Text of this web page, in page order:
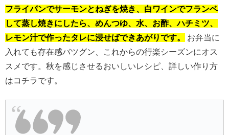
フライパンでサーモンとねぎを焼き、白ワインでフランベ
して蒸し焼きにしたら、めんつゆ、水、お酢、ハチミツ、
レモン汁で作ったタレに浸せばできあがりです。
お弁当に
入れても存在感バツグン、これからの行楽シーズンにオス
スメです。秋を感じさせるおいしいレシピ、詳しい作り方
はコチラです。